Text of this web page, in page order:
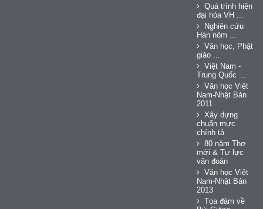
Quá trình hiện
đại hóa VH ...
Nghiên cứu
Hán nôm ...
Văn học, Phật
giáo ...
Việt Nam -
Trung Quốc ...
Văn học Việt
Nam-Nhật Bản
2011
Xây dựng
chuẩn mực
chính tả
80 năm Thơ
mới & Tự lực
văn đoàn
Văn học Việt
Nam-Nhật Bản
2013
Tọa đàm về